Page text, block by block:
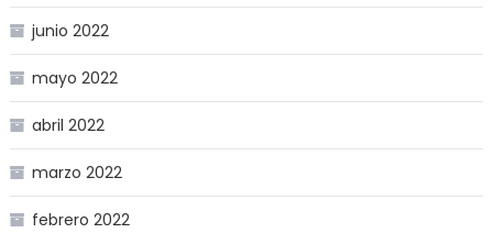
junio 2022
mayo 2022
abril 2022
marzo 2022
febrero 2022